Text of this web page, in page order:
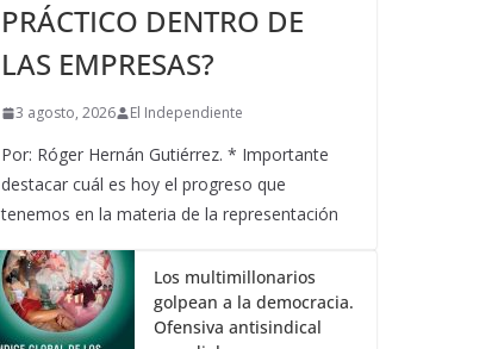
PRÁCTICO DENTRO DE
LAS EMPRESAS?
3 agosto, 2026 El Independiente
Por: Róger Hernán Gutiérrez. * Importante
destacar cuál es hoy el progreso que
tenemos en la materia de la representación
Los multimillonarios
golpean a la democracia.
Ofensiva antisindical